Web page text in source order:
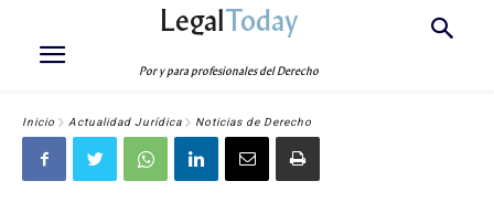
LegalToday
Por y para profesionales del Derecho
Inicio Actualidad Jurídica Noticias de Derecho